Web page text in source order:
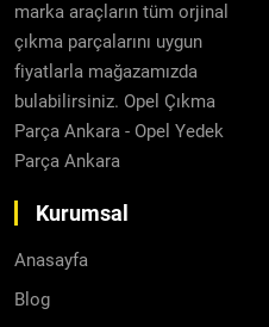
marka araçların tüm orjinal
çıkma parçalarını uygun
fiyatlarla mağazamızda
bulabilirsiniz. Opel Çıkma
Parça Ankara - Opel Yedek
Parça Ankara
Kurumsal
Anasayfa
Blog